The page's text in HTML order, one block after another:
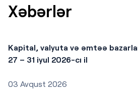
Xəbərlər
Kapital, valyuta və əmtəə
27 – 31 iyul 2026-cı il
03 Avqust 2026